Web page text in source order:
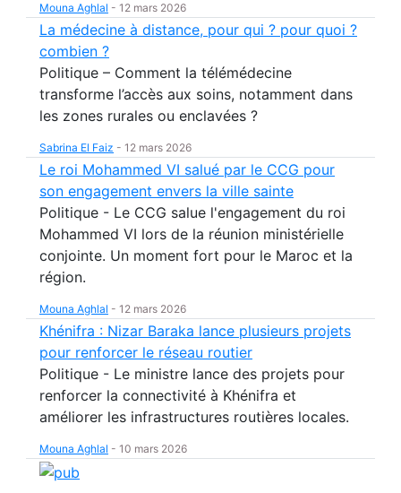
Mouna Aghlal - 12 mars 2026
La médecine à distance, pour qui ? pour quoi ?
combien ?
Politique – Comment la télémédecine
transforme l’accès aux soins, notamment dans
les zones rurales ou enclavées ?
Sabrina El Faiz - 12 mars 2026
Le roi Mohammed VI salué par le CCG pour
son engagement envers la ville sainte
Politique - Le CCG salue l'engagement du roi
Mohammed VI lors de la réunion ministérielle
conjointe. Un moment fort pour le Maroc et la
région.
Mouna Aghlal - 12 mars 2026
Khénifra : Nizar Baraka lance plusieurs projets
pour renforcer le réseau routier
Politique - Le ministre lance des projets pour
renforcer la connectivité à Khénifra et
améliorer les infrastructures routières locales.
Mouna Aghlal - 10 mars 2026